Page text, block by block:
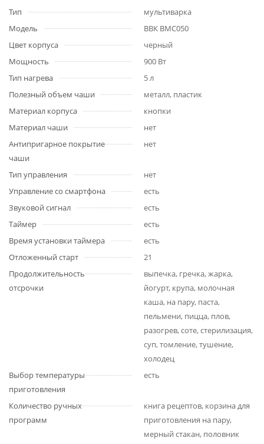
Тип
мультиварка
Модель
BBK BMC050
Цвет корпуса
черный
Мощность
900 Вт
Тип нагрева
5 л
Полезный объем чаши
металл, пластик
Материал корпуса
кнопки
Материал чаши
нет
Антипригарное покрытие
чаши
нет
Тип управления
нет
Управление со смартфона
есть
Звуковой сигнал
есть
Таймер
есть
Время установки таймера
есть
Отложенный старт
21
Продолжительность
отсрочки
выпечка, гречка, жарка,
йогурт, крупа, молочная
каша, на пару, паста,
пельмени, пицца, плов,
разогрев, соте, стерилизация,
суп, томление, тушение,
холодец
Выбор температуры
приготовления
есть
Количество ручных
программ
книга рецептов, корзина для
приготовления на пару,
мерный стакан, половник